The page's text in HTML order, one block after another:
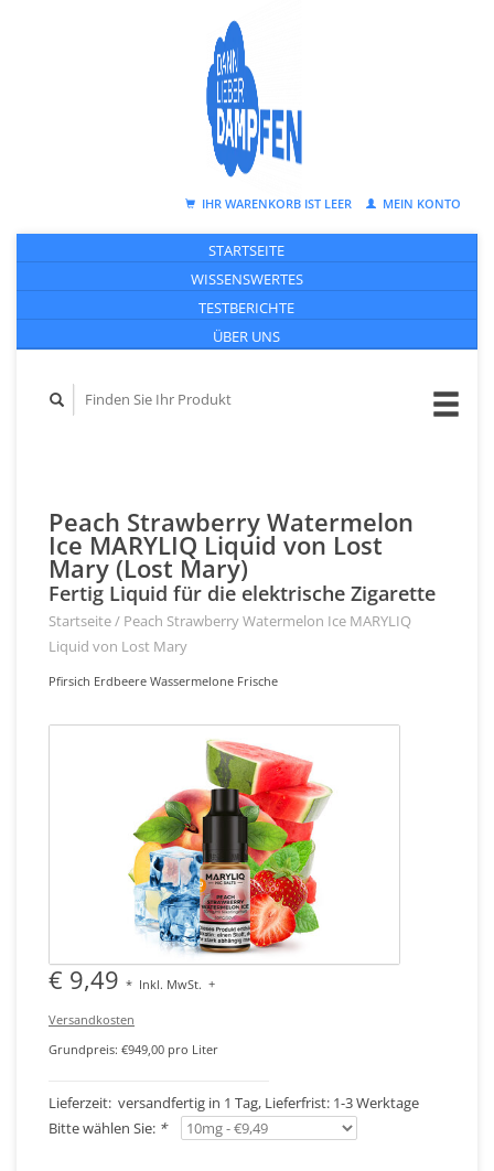
IHR WARENKORB IST LEER MEIN KONTO
STARTSEITE
WISSENSWERTES
TESTBERICHTE
ÜBER UNS
Peach Strawberry Watermelon
Ice MARYLIQ Liquid von Lost
Mary (Lost Mary)
Fertig Liquid für die elektrische Zigarette
Startseite/ Peach Strawberry Watermelon Ice MARYLIQ
Liquid von Lost Mary
Pfirsich Erdbeere Wassermelone Frische
€ 9,49 * Inkl. MwSt. +
Versandkosten
Grundpreis: €949,00 pro Liter
Lieferzeit: versandfertig in 1 Tag, Lieferfrist: 1-3 Werktage
Bitte wählen Sie: *